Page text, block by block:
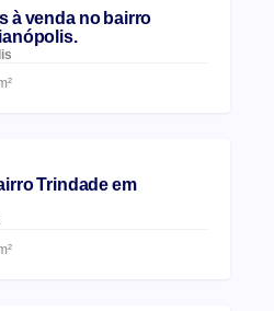
à venda no bairro
Trindade em